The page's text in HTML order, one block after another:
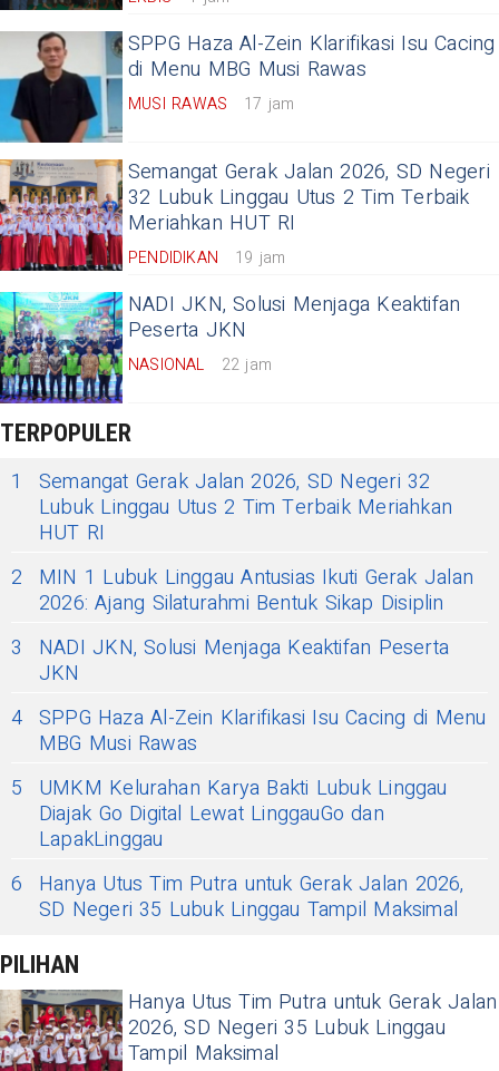
SPPG Haza Al-Zein Klarifikasi Isu Cacing
di Menu MBG Musi Rawas
MUSI RAWAS 17 jam
Semangat Gerak Jalan 2026, SD Negeri
32 Lubuk Linggau Utus 2 Tim Terbaik
Meriahkan HUT RI
PENDIDIKAN 19 jam
NADI JKN, Solusi Menjaga Keaktifan
Peserta JKN
NASIONAL 22 jam
TERPOPULER
1
Semangat Gerak Jalan 2026, SD Negeri 32
Lubuk Linggau Utus 2 Tim Terbaik Meriahkan
HUT RI
2
MIN 1 Lubuk Linggau Antusias Ikuti Gerak Jalan
2026: Ajang Silaturahmi Bentuk Sikap Disiplin
3
NADI JKN, Solusi Menjaga Keaktifan Peserta
JKN
4 SPPG Haza Al-Zein Klarifikasi Isu Cacing di Menu
MBG Musi Rawas
5
UMKM Kelurahan Karya Bakti Lubuk Linggau
Diajak Go Digital Lewat LinggauGo dan
LapakLinggau
6
Hanya Utus Tim Putra untuk Gerak Jalan 2026,
SD Negeri 35 Lubuk Linggau Tampil Maksimal
PILIHAN
Hanya Utus Tim Putra untuk Gerak Jalan
2026, SD Negeri 35 Lubuk Linggau
Tampil Maksimal